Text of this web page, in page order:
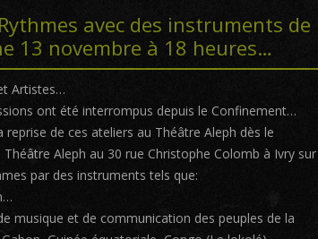
avec des instruments de
13 novembre à 18 heures…
Artistes…
ont été interrompus depuis le Confinement…
de ces ateliers au Théâtre Aleph dès le
Aleph au 30 rue Christophe Colomb à Ivry sur
par des instruments tels que:
musique et de communication des peuples de la